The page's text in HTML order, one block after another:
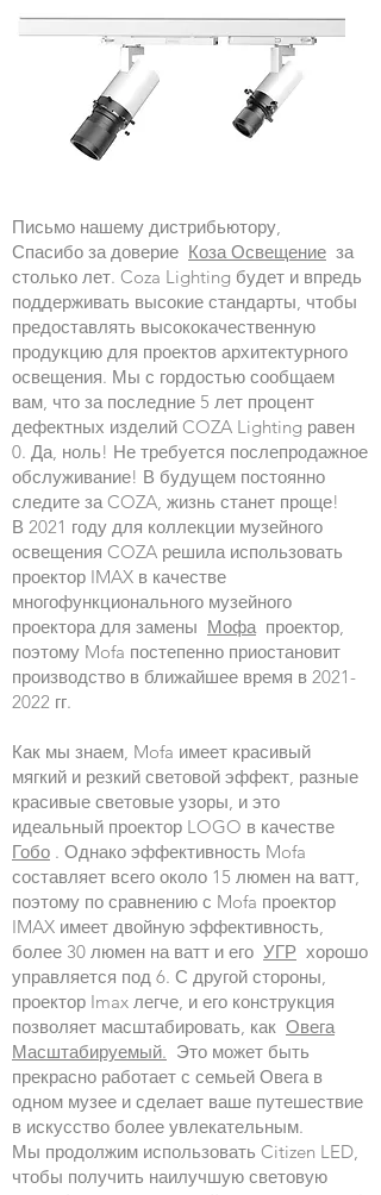
Письмо нашему дистрибьютору,
Спасибо за доверие Коза Освещение за
столько лет. Coza Lighting будет и впредь
поддерживать высокие стандарты, чтобы
предоставлять высококачественную
продукцию для проектов архитектурного
освещения. Мы с гордостью сообщаем
вам, что за последние 5 лет процент
дефектных изделий COZA Lighting равен
0. Да, ноль! Не требуется послепродажное
обслуживание! В будущем постоянно
следите за COZA, жизнь станет проще!
В 2021 году для коллекции музейного
освещения COZA решила использовать
проектор IMAX в качестве
многофункционального музейного
проектора для замены Мофа проектор,
поэтому Mofa постепенно приостановит
производство в ближайшее время в 2021-
2022 гг.
Как мы знаем, Mofa имеет красивый
мягкий и резкий световой эффект, разные
красивые световые узоры, и это
идеальный проектор LOGO в качестве
Гобо . Однако эффективность Mofa
составляет всего около 15 люмен на ватт,
поэтому по сравнению с Mofa проектор
IMAX имеет двойную эффективность,
более 30 люмен на ватт и его УГР хорошо
управляется под 6. С другой стороны,
проектор Imax легче, и его конструкция
позволяет масштабировать, как Овега
Масштабируемый. Это может быть
прекрасно работает с семьей Овега в
одном музее и сделает ваше путешествие
в искусство более увлекательным.
Мы продолжим использовать Citizen LED,
чтобы получить наилучшую световую